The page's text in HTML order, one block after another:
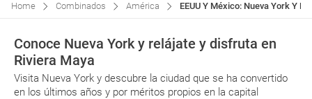
Home Combinados América EEUU Y México: Nueva York Y
Conoce Nueva York y relájate y disfruta en
Riviera Maya
Visita Nueva York y descubre la ciudad que se ha convertido
en los últimos años y por méritos propios en la capital